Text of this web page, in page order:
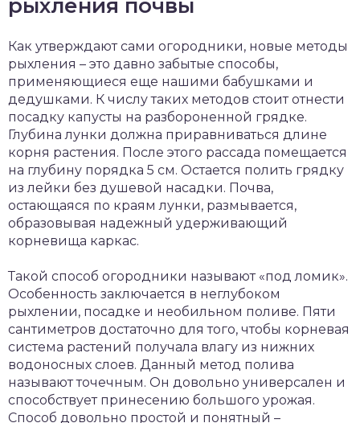
рыхления почвы
Как утверждают сами огородники, новые методы
рыхления – это давно забытые способы,
применяющиеся еще нашими бабушками и
дедушками. К числу таких методов стоит отнести
посадку капусты на разбороненной грядке.
Глубина лунки должна приравниваться длине
корня растения. После этого рассада помещается
на глубину порядка 5 см. Остается полить грядку
из лейки без душевой насадки. Почва,
остающаяся по краям лунки, размывается,
образовывая надежный удерживающий
корневища каркас.
Такой способ огородники называют «под ломик».
Особенность заключается в неглубоком
рыхлении, посадке и необильном поливе. Пяти
сантиметров достаточно для того, чтобы корневая
система растений получала влагу из нижних
водоносных слоев. Данный метод полива
называют точечным. Он довольно универсален и
способствует принесению большого урожая.
Способ довольно простой и понятный –